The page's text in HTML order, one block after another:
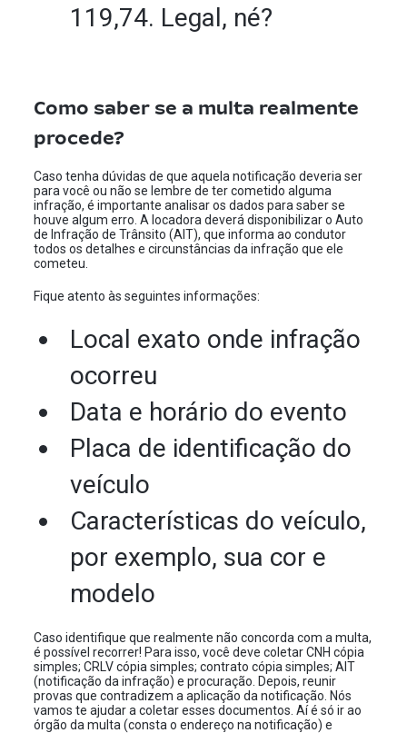
119,74. Legal, né?
Como saber se a multa realmente
procede?
Caso tenha dúvidas de que aquela notificação deveria ser
para você ou não se lembre de ter cometido alguma
infração, é importante analisar os dados para saber se
houve algum erro. A locadora deverá disponibilizar o Auto
de Infração de Trânsito (AIT), que informa ao condutor
todos os detalhes e circunstâncias da infração que ele
cometeu.
Fique atento às seguintes informações:
Local exato onde infração
ocorreu
Data e horário do evento
Placa de identificação do
veículo
Características do veículo,
por exemplo, sua cor e
modelo
Caso identifique que realmente não concorda com a multa,
é possível recorrer! Para isso, você deve coletar CNH cópia
simples; CRLV cópia simples; contrato cópia simples; AIT
(notificação da infração) e procuração. Depois, reunir
provas que contradizem a aplicação da notificação. Nós
vamos te ajudar a coletar esses documentos. Aí é só ir ao
órgão da multa (consta o endereço na notificação) e